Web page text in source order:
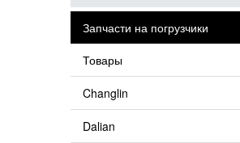
Запчасти на погрузчики
Товары
Changlin
Dalian